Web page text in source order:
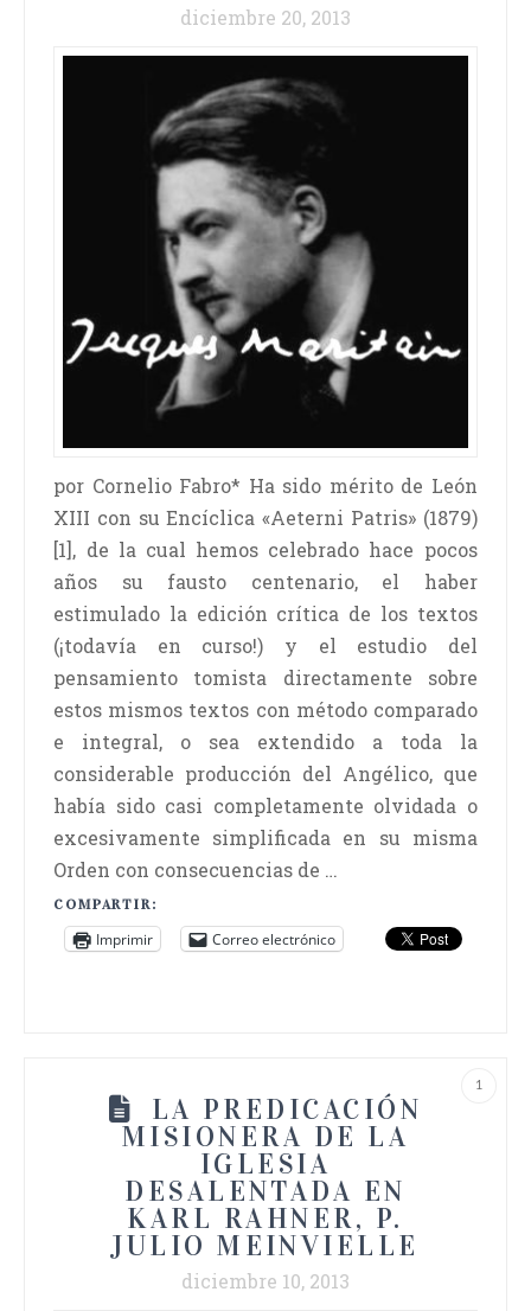
diciembre 20, 2013
por Cornelio Fabro* Ha sido mérito de León
XIII con su Encíclica «Aeterni Patris» (1879)
[1], de la cual hemos celebrado hace pocos
años su fausto centenario, el haber
estimulado la edición crítica de los textos
(¡todavía en curso!) y el estudio del
pensamiento tomista directamente sobre
estos mismos textos con método comparado
e integral, o sea extendido a toda la
considerable producción del Angélico, que
había sido casi completamente olvidada o
excesivamente simplificada en su misma
Orden con consecuencias de …
COMPARTIR:
Imprimir Correo electrónico
1
LA PREDICACIÓN
MISIONERA DE LA
IGLESIA
DESALENTADA EN
KARL RAHNER, P.
JULIO MEINVIELLE
diciembre 10, 2013